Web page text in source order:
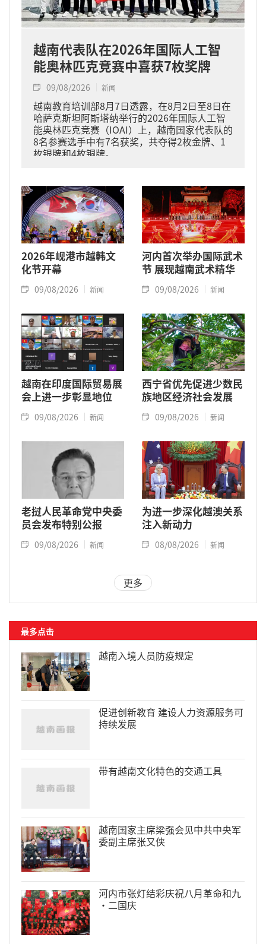
越南代表队在2026年国际人工智
能奥林匹克竞赛中喜获7枚奖牌
09/08/2026 新闻
越南教育培训部8月7日透露，在8月2日至8日在
哈萨克斯坦阿斯塔纳举行的2026年国际人工智
能奥林匹克竞赛（IOAI）上，越南国家代表队的
8名参赛选手中有7名获奖，共夺得2枚金牌、1
枚银牌和4枚铜牌。
2026年岘港市越韩文
化节开幕
09/08/2026 新闻
河内首次举办国际武术
节 展现越南武术精华
09/08/2026 新闻
越南在印度国际贸易展
会上进一步彰显地位
09/08/2026 新闻
西宁省优先促进少数民
族地区经济社会发展
09/08/2026 新闻
老挝人民革命党中央委
员会发布特别公报
09/08/2026 新闻
为进一步深化越澳关系
注入新动力
08/08/2026 新闻
更多
最多点击
越南入境人员防疫规定
促进创新教育 建设人力资源服务可
持续发展
带有越南文化特色的交通工具
越南国家主席梁强会见中共中央军
委副主席张又侠
河内市张灯结彩庆祝八月革命和九
·二国庆